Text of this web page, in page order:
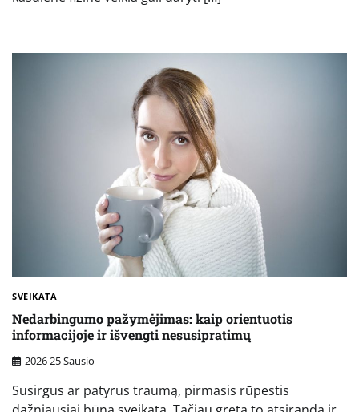
SVEIKATA
Nedarbingumo pažymėjimas: kaip orientuotis
informacijoje ir išvengti nesusipratimų
2026 25 Sausio
Susirgus ar patyrus traumą, pirmasis rūpestis